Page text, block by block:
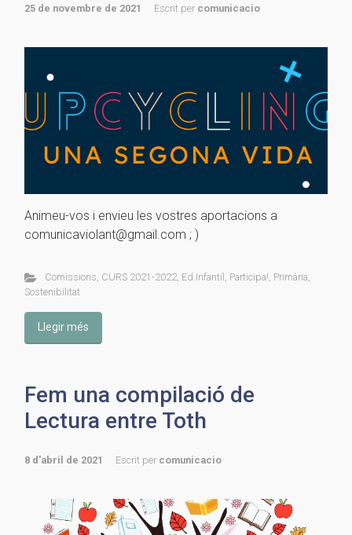
25 de novembre de 2021 Escrit per comunicacio
Animeu-vos i envieu les vostres aportacions a
comunicaviolant@gmail.com ; )
Comissions, CURS 2021-2022, Ed.Infantil , Participa!, Primària,
Sostenibilitat
Llegir més
Fem una compilació de
Lectura entre Toth
8 d'abril de 2021 Escrit per comunicacio